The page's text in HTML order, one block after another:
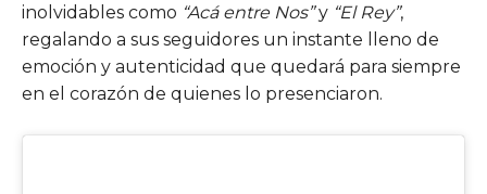
inolvidables como “Acá entre Nos”y “El Rey”,
regalando a sus seguidores un instante lleno de
emoción y autenticidad que quedará para siempre
en el corazón de quienes lo presenciaron.